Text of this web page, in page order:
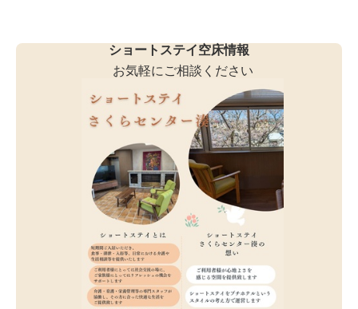
ショートステイ空床情報
お気軽にご相談ください